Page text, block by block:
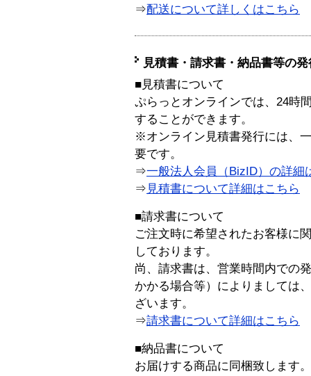
⇒配送について詳しくはこちら
見積書・請求書・納品書等の
■見積書について
ぷらっとオンラインでは、24時
することができます。
※オンライン見積書発行には、
要です。
⇒一般法人会員（BizID）の詳細
⇒ 見積書について詳細はこちら
■請求書について
ご注文時に希望されたお客様に
しております。
尚、請求書は、営業時間内での
かかる場合等）によりましては
ざいます。
⇒請求書について詳細はこちら
■納品書について
お届けする商品に同梱致します。